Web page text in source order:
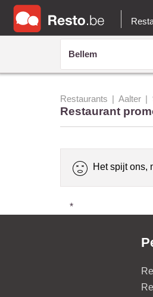
Restaurants Aalter
Restaurant
Het spijt ons,
*